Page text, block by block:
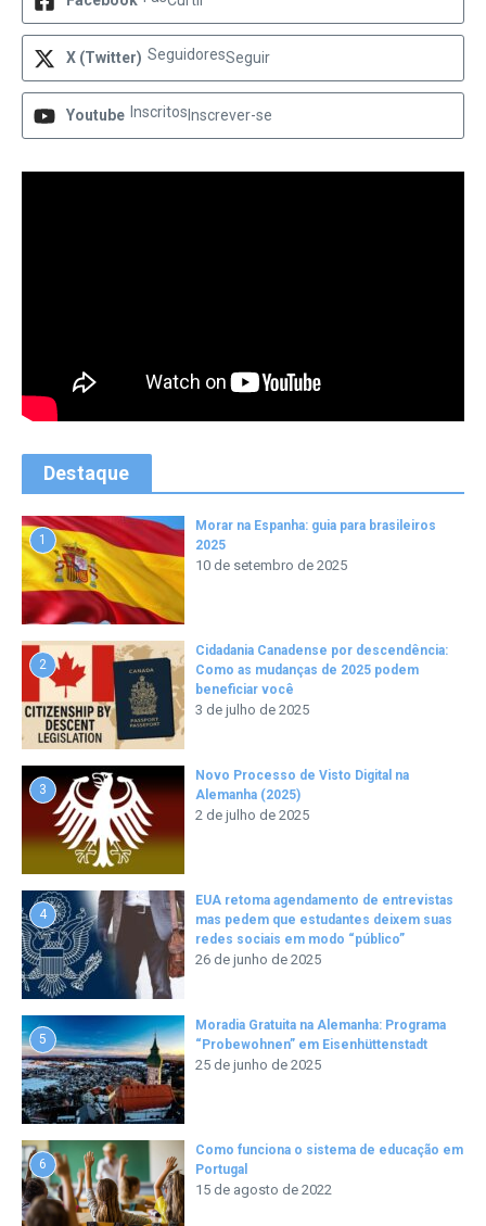
X (Twitter) SeguidoresSeguir
Youtube Inscritos Inscrever-se
Destaque
1
Morar na Espanha: guia para brasileiros
2025
10 de setembro de 2025
2
Cidadania Canadense por descendência:
Como as mudanças de 2025 podem
beneficiar você
3 de julho de 2025
3
Novo Processo de Visto Digital na
Alemanha (2025)
2 de julho de 2025
4
EUA retoma agendamento de entrevistas
mas pedem que estudantes deixem suas
redes sociais em modo “público”
26 de junho de 2025
5
Moradia Gratuita na Alemanha: Programa
“Probewohnen” em Eisenhüttenstadt
25 de junho de 2025
6
Como funciona o sistema de educação em
Portugal
15 de agosto de 2022